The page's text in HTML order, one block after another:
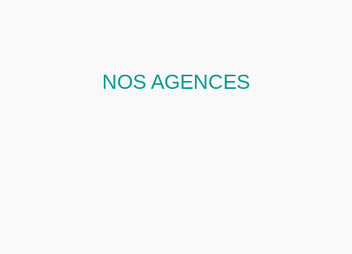
NOS AGENCES